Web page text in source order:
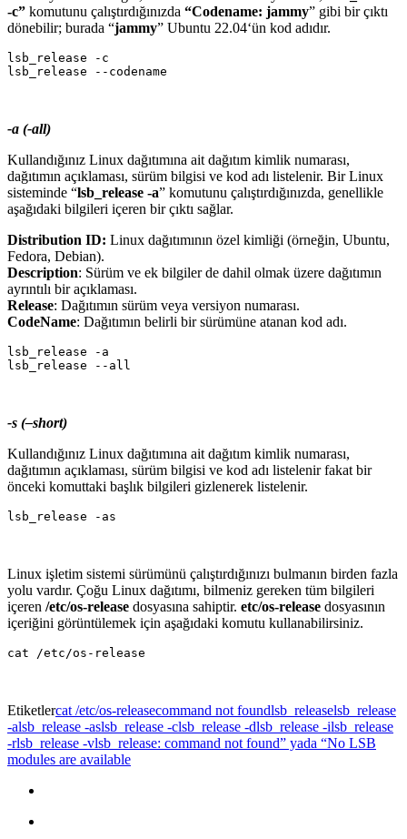
-c” komutunu çalıştırdığınızda “Codename: jammy” gibi bir çıktı
dönebilir; burada “jammy” Ubuntu 22.04‘ün kod adıdır.
lsb_release -c
-a (-all)
Kullandığınız Linux dağıtımına ait dağıtım kimlik numarası,
dağıtımın açıklaması, sürüm bilgisi ve kod adı listelenir. Bir Linux
sisteminde “lsb_release -a” komutunu çalıştırdığınızda, genellikle
aşağıdaki bilgileri içeren bir çıktı sağlar.
Distribution ID: Linux dağıtımının özel kimliği (örneğin, Ubuntu,
Fedora, Debian).
Description: Sürüm ve ek bilgiler de dahil olmak üzere dağıtımın
ayrıntılı bir açıklaması.
Release: Dağıtımın sürüm veya versiyon numarası.
CodeName: Dağıtımın belirli bir sürümüne atanan kod adı.
lsb_release -a
-s (–short)
Kullandığınız Linux dağıtımına ait dağıtım kimlik numarası,
dağıtımın açıklaması, sürüm bilgisi ve kod adı listelenir fakat bir
önceki komuttaki başlık bilgileri gizlenerek listelenir.
Linux işletim sistemi sürümünü çalıştırdığınızı bulmanın birden fazla
yolu vardır. Çoğu Linux dağıtımı, bilmeniz gereken tüm bilgileri
içeren /etc/os-release dosyasına sahiptir. etc/os-release dosyasının
içeriğini görüntülemek için aşağıdaki komutu kullanabilirsiniz.
Etiketlercat /etc/os-releasecommand not foundlsb_releaselsb_release
-alsb_release -aslsb_release -clsb_release -dlsb_release -ilsb_release
-rlsb_release -vlsb_release: command not found” yada “No LSB
modules are available